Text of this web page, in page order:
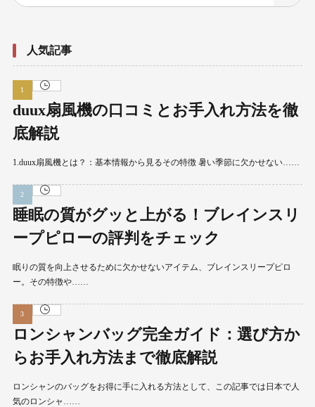
人気記事
duux扇風機の口コミとお手入れ方法を徹
底解説
1.duux扇風機とは？：基本情報から見るその特徴 暑い季節に欠かせない……
睡眠の質がグッと上がる！ブレインスリ
ープピローの評判をチェック
眠りの質を向上させるために欠かせないアイテム、ブレインスリープピロ
ー。その特徴や……
ロンシャンバッグ完全ガイド：選び方か
らお手入れ方法まで徹底解説
ロンシャンのバッグをお得に手に入れる方法として、この記事では日本で人
気のロンシャ……